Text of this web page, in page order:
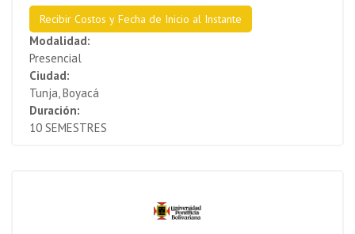
Recibir Costos y Fecha de Inicio al Instante
Modalidad:
Presencial
Ciudad:
Tunja, Boyacá
Duración:
10 SEMESTRES